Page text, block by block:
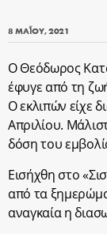
8 ΜΑΪ́ΟΥ, 2021
Ο Θεόδωρος
έφυγε από τη
Ο εκλιπών είχε
Απριλίου.
δόση του
Εισήχθη στο
από τα
αναγκαία η